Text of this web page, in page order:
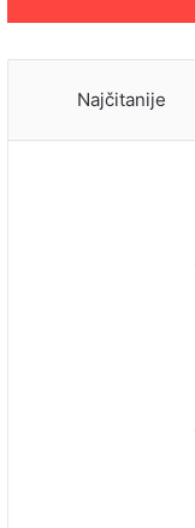
Najčitanije